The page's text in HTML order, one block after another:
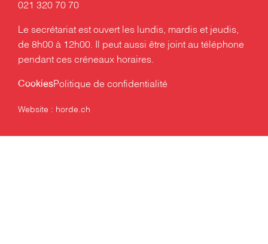
021 320 70 70
Le secrétariat est ouvert les lundis, mardis et jeudis,
de 8h00 à 12h00. Il peut aussi être joint au téléphone
pendant ces créneaux horaires.
CookiesPolitique de confidentialité
Website : horde.ch